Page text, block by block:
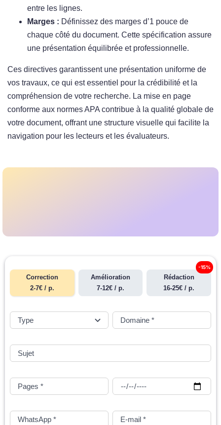
entre les lignes.
Marges : Définissez des marges d’1 pouce de
chaque côté du document. Cette spécification assure
une présentation équilibrée et professionnelle.
Ces directives garantissent une présentation uniforme de
vos travaux, ce qui est essentiel pour la crédibilité et la
compréhension de votre recherche. La mise en page
conforme aux normes APA contribue à la qualité globale de
votre document, offrant une structure visuelle qui facilite la
navigation pour les lecteurs et les évaluateurs.
Correction
2-7€ / p.
Amélioration
7-12€ / p.
Rédaction
16-25€ / p.
-15%